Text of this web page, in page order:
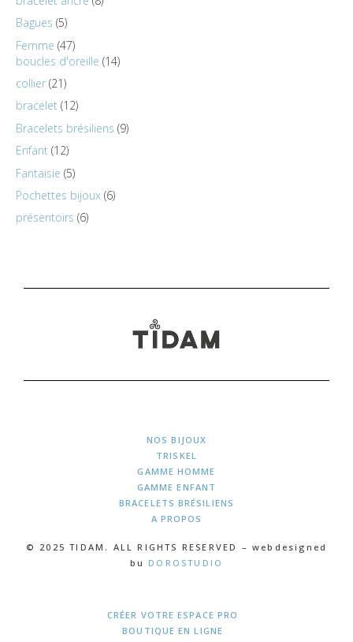
Bagues 5
Femme 47
boucles d'oreille 14
collier 21
bracelet 12
Bracelets brésiliens 9
Enfant 12
Fantaisie 5
Pochettes bijoux 6
présentoirs 6
NOS BIJOUX
TRISKEL
GAMME HOMME
GAMME ENFANT
BRACELETS BRÉSILIENS
A PROPOS
© 2025 TIDAM. ALL RIGHTS RESERVED – webdesigned
bu DOROSTUDIO
CRÉER VOTRE ESPACE PRO
BOUTIQUE EN LIGNE